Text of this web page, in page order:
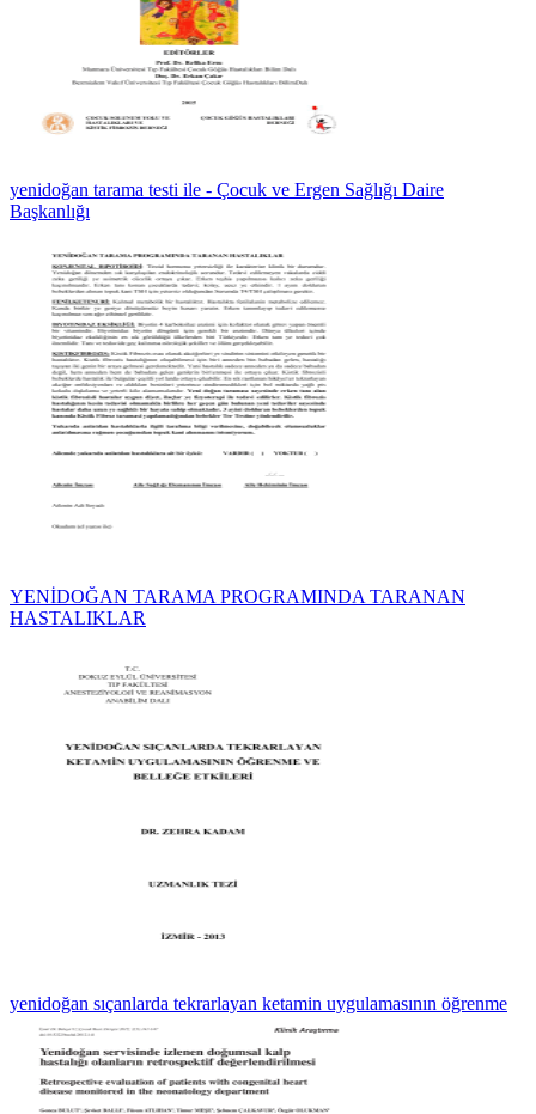
yenidoğan tarama testi ile - Çocuk ve Ergen Sağlığı Daire
Başkanlığı
YENİDOĞAN TARAMA PROGRAMINDA TARANAN
HASTALIKLAR
yenidoğan sıçanlarda tekrarlayan ketamin uygulamasının öğrenme